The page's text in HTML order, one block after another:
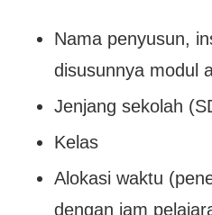
Nama penyusun,
disusunnya modul
Jenjang sekolah
Kelas
Alokasi waktu
dengan jam